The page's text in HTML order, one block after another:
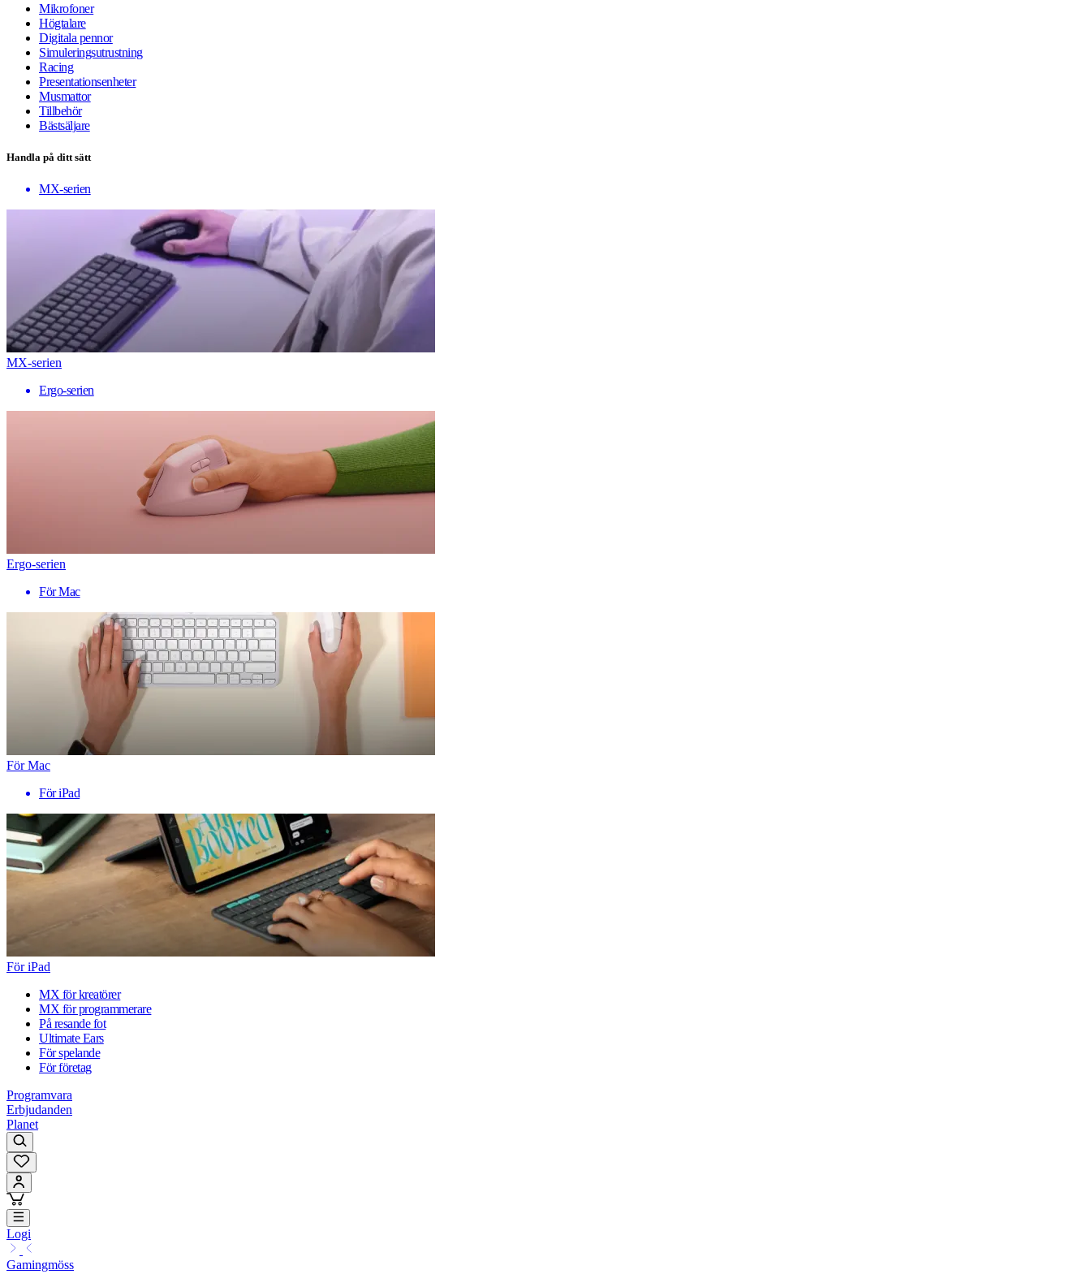
Mikrofoner
Högtalare
Digitala pennor
Simuleringsutrustning
Racing
Presentationsenheter
Musmattor
Tillbehör
Bästsäljare
Handla på ditt sätt
MX-serien
MX-serien
Ergo-serien
Ergo-serien
För Mac
För Mac
För iPad
För iPad
MX för kreatörer
MX för programmerare
På resande fot
Ultimate Ears
För spelande
För företag
Programvara
Erbjudanden
Planet
Logi
Gamingmöss